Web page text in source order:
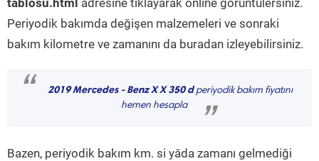
tablosu.html adresine tıklayarak online görüntülersiniz.
Periyodik bakımda değişen malzemeleri ve sonraki
bakım kilometre ve zamanını da buradan izleyebilirsiniz.
“ 2019 Mercedes - Benz X X 350 dperiyodik bakım fiyatını
hemen hesapla
”
Bazen, periyodik bakım km. si yâda zamanı gelmediği